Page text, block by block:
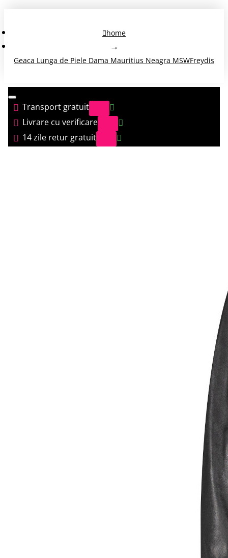
home
Geaca Lunga de Piele Dama Mauritius Neagra MSWFreydis
Transport gratuit
Livrare cu verificare
14 zile retur gratuit